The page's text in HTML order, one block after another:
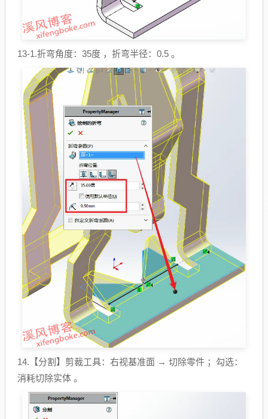
13-1.折弯角度：35度 ，折弯半径：0.5 。
14.【分割】剪裁工具：右视基准面 → 切除零件 ；勾选：
消耗切除实体 。